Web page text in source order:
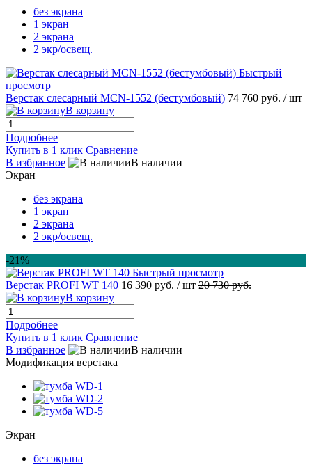
без экрана
1 экран
2 экрана
2 экр/освещ.
Быстрый
просмотр
Верстак слесарный MCN-1552 (бестумбовый) 74 760 руб. / шт
В корзину
Подробнее
Купить в 1 клик Сравнение
В избранное
В наличии
Экран
без экрана
1 экран
2 экрана
2 экр/освещ.
-21%
Быстрый просмотр
Верстак PROFI WT 140 16 390 руб. / шт 20 730 руб.
В корзину
Подробнее
Купить в 1 клик Сравнение
В избранное
В наличии
Модификация верстака
Экран
без экрана